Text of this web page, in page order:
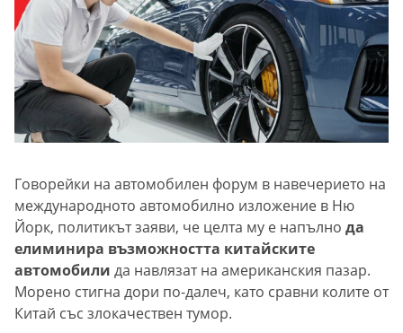
Говорейки на автомобилен форум в навечерието на
международното автомобилно изложение в Ню
Йорк, политикът заяви, че целта му е напълно да
елиминира възможността китайските
автомобили да навлязат на американския пазар.
Морено стигна дори по-далеч, като сравни колите от
Китай със злокачествен тумор.